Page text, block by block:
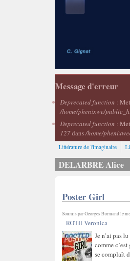
Message d'erreur
Deprecated function :
/home/phenixwe/
Deprecated function :
127dans/home/
Littérature de l'imaginaire
DELARBRE Alice
Poster Girl
Soumis parGeorges Bormandle
ROTH Veronica
Je n’ai pas
comme
se complaît